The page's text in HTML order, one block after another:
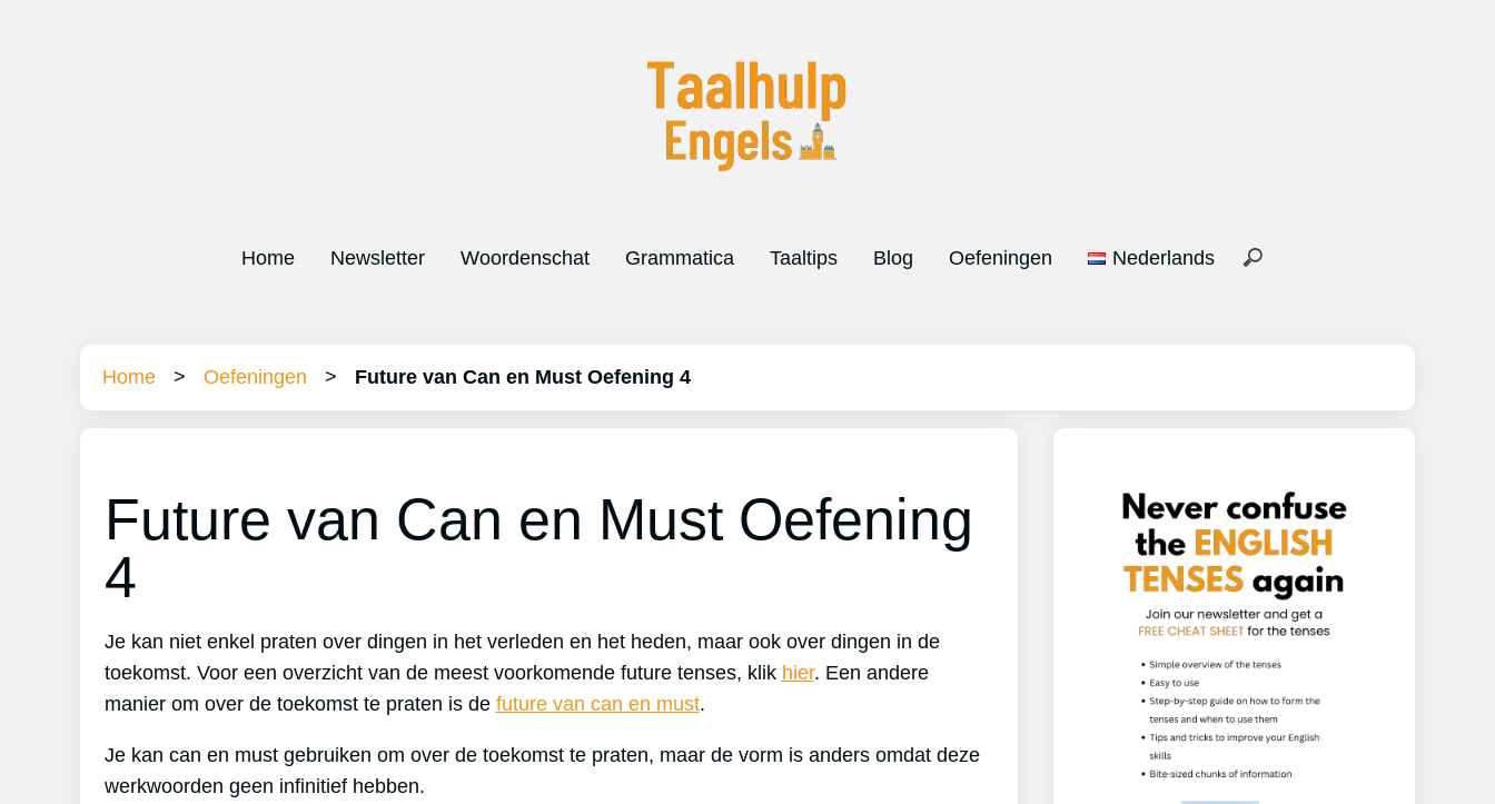
Home Newsletter Woordenschat Grammatica Taaltips Blog Oefeningen Nederlands
Home > Oefeningen > Future van Can en Must Oefening 4
Future van Can en Must Oefening
4
Je kan niet enkel praten over dingen in het verleden en het heden, maar ook over dingen in de
toekomst. Voor een overzicht van de meest voorkomende future tenses, klik hier. Een andere
manier om over de toekomst te praten is de future van can en must.
Je kan can en must gebruiken om over de toekomst te praten, maar de vorm is anders omdat deze
werkwoorden geen infinitief hebben.